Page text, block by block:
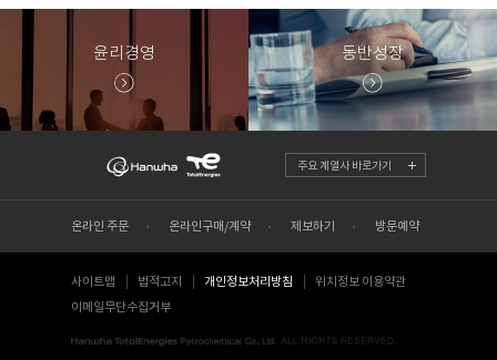
윤리경영 동반성장
주요 계열사 바로가기
온라인 주문 온라인구매/계약 제보하기 방문예약
사이트맵 법적고지 개인정보처리방침
위치정보 이용약관
이메일무단수집거부